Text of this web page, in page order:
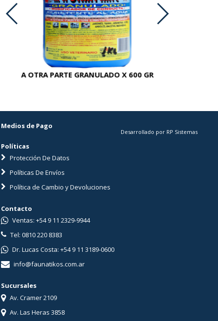
A OTRA PARTE GRANULADO X 600 GR
Medios de Pago
Políticas
Protección De Datos
Políticas De Envíos
Política de Cambio y Devoluciones
Desarrollado por RP Sistemas
Contacto
Ventas: +54 9 11 2329-9944
Tel: 0810 220 8383
Dr. Lucas Costa: +54 9 11 3189-0600
info@faunatikos.com.ar
Sucursales
Av. Cramer 2109
Av. Las Heras 3858